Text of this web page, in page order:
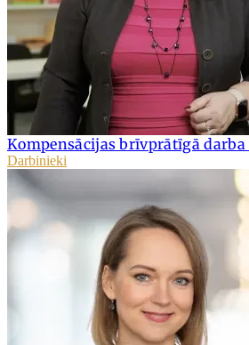
Kompensācijas brīvprātīgā darba
Darbinieki